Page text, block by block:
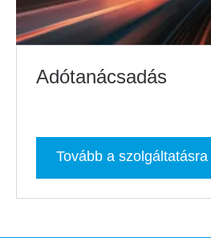
Adótanácsadás
Tovább a szolgáltatásra